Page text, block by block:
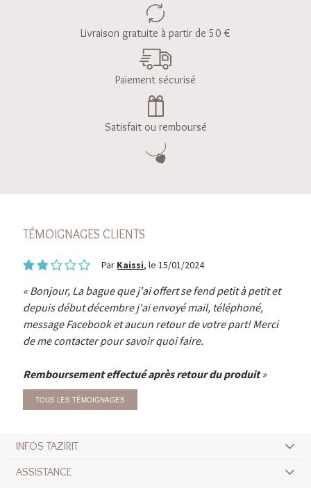
Livraison gratuite à partir de 50 €
Paiement sécurisé
Satisfait ou remboursé
TÉMOIGNAGES CLIENTS
Par Kaissi, le 15/01/2024
Bonjour, La bague que j'ai offert se fend petit à petit et
depuis début décembre j'ai envoyé mail, téléphoné,
message Facebook et aucun retour de votre part! Merci
de me contacter pour savoir quoi faire.
Remboursement effectué après retour du produit
TOUS LES TÉMOIGNAGES
INFOS TAZIRIT
ASSISTANCE